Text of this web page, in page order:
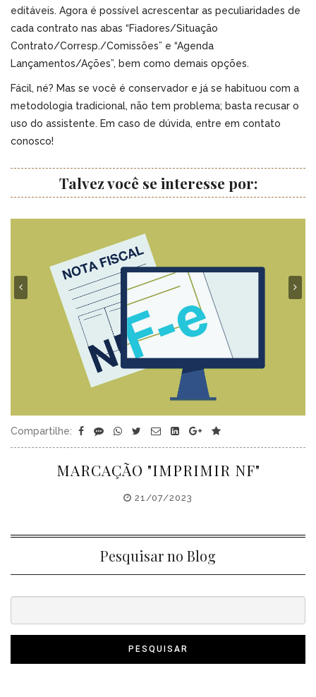
editáveis. Agora é possível acrescentar as peculiaridades de
cada contrato nas abas “Fiadores/Situação
Contrato/Corresp./Comissões” e “Agenda
Lançamentos/Ações”, bem como demais opções.
Fácil, né? Mas se você é conservador e já se habituou com a
metodologia tradicional, não tem problema; basta recusar o
uso do assistente. Em caso de dúvida, entre em contato
conosco!
Talvez você se interesse por:
Compartilhe:
MARCAÇÃO "IMPRIMIR NF"
21/07/2023
Pesquisar no Blog